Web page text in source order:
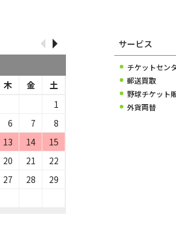
木 金
土
1
6 7
8
13 14
15
20 21
22
27 28
29
サービス
チケットセン
郵送買取
野球チケット
外貨両替